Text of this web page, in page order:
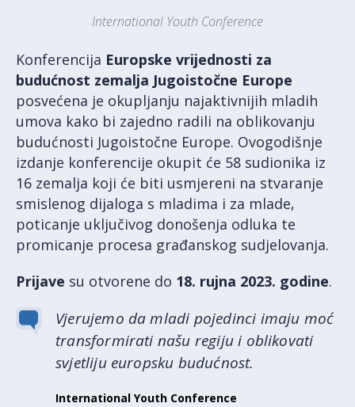
International Youth Conference
Konferencija Europske vrijednosti za
budućnost zemalja Jugoistočne Europe
posvećena je okupljanju najaktivnijih mladih
umova kako bi zajedno radili na oblikovanju
budućnosti Jugoistočne Europe. Ovogodišnje
izdanje konferencije okupit će 58 sudionika iz
16 zemalja koji će biti usmjereni na stvaranje
smislenog dijaloga s mladima i za mlade,
poticanje uključivog donošenja odluka te
promicanje procesa građanskog sudjelovanja.
Prijave su otvorene do 18. rujna 2023. godine.
Vjerujemo da mladi pojedinci imaju moć
transformirati našu regiju i oblikovati
svjetliju europsku budućnost.
International Youth Conference